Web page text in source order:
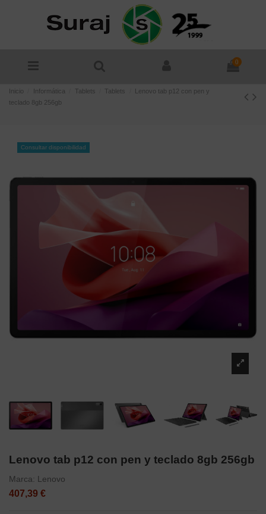
0
Inicio Informática Tablets Tablets
Lenovo tab p12 con pen y
teclado 8gb 256gb
Consultar disponibilidad
Lenovo tab p12 con pen y teclado 8gb 256gb
Marca: Lenovo
407,39 €